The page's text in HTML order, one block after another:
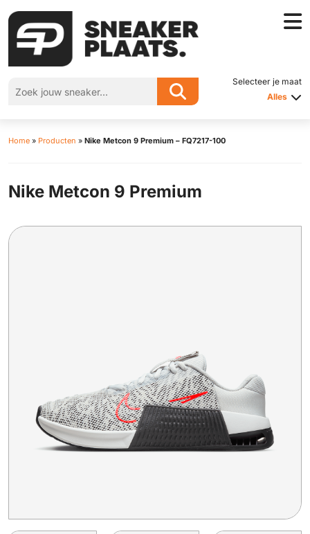
Selecteer je maat
Alles
Home » Producten » Nike Metcon 9 Premium – FQ7217-100
Nike Metcon 9 Premium